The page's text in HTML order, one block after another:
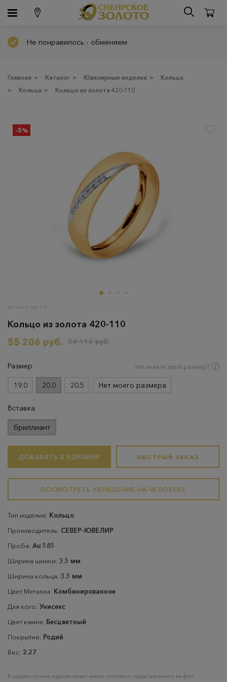
Не понравилось - обменяем
Главная > Каталог > Ювелирные изделия >
Кольца
>
Кольца > Кольцо из золота 420-110
-5%
АРТИКУЛ: 420-110
Кольцо из золота 420-110
55 206 руб.
58 112 руб.
Размер Не знаете свой размер?
19.0 20.0 20.5 Нет моего размера
Вставка
бриллиант
ДОБАВИТЬ В КОРЗИНУ БЫСТРЫЙ ЗАКАЗ
ПОСМОТРЕТЬ УКРАШЕНИЕ НА ЧЕЛОВЕКЕ
Тип изделия: Кольцо
Производитель: СЕВЕР-ЮВЕЛИР
Проба: Au 585
Ширина шинки: 3.5 мм
Ширина кольца: 3.5 мм
Цвет Металла: Комбинированное
Для кого: Унисекс
Цвет камня: Бесцветный
Покрытие: Родий
Вес: 2.27
В редких случаях изделие может иметь отличие от представленного на фото